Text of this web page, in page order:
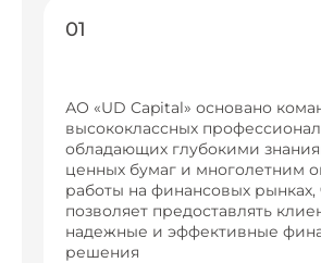
01
АО «UD Capital» основано
высококлассных
обладающих глубокими
ценных бумаг и многолетним
работы на финансовых рынках,
позволяет предоставлять
надежные и эффективные
решения